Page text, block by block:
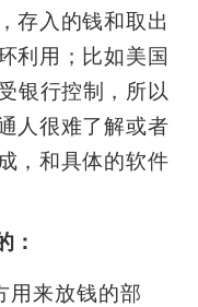
存入的钱和取出
利用；比如美国
银行控制，所以
人很难了解或者
，和具体的软件
：
来放钱的部